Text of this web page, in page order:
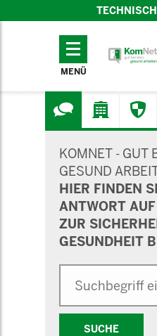
TECHNISCHES
MENÜ
KOMNET - GUT
GESUND
HIER FINDEN
ANTWORT
ZUR
GESUNDHEIT
SUCHE